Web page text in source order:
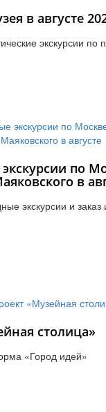
в августе
экскурсии по
по
в
экскурсии и заказ
столица»
«Город идей»